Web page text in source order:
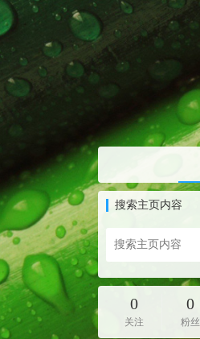
搜索主页内容
0
关注
0
粉丝